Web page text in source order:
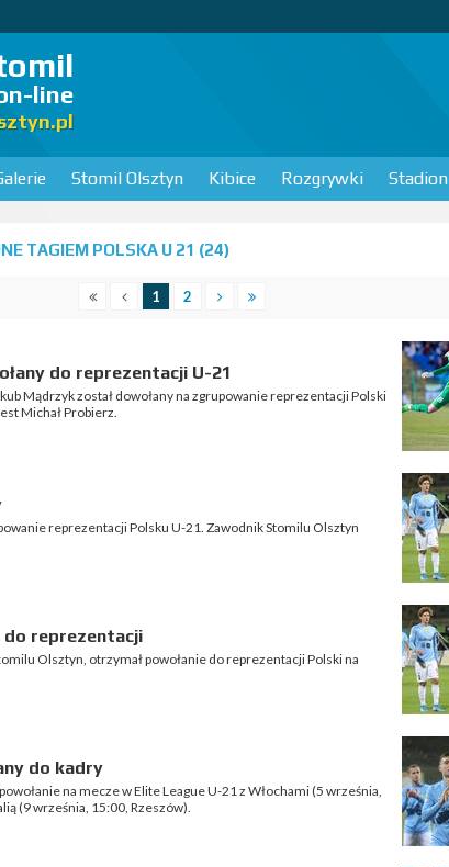
line
Stomil Olsztyn Kibice Rozgrywki Stadion
TAGIEM POLSKA U 21 (24)
1 2
do reprezentacji U-21
Mądrzyk został dowołany na zgrupowanie reprezentacji Polski
Michał Probierz.
reprezentacji Polsku U-21. Zawodnik Stomilu Olsztyn
do reprezentacji
Olsztyn, otrzymał powołanie do reprezentacji Polski na
do kadry
na mecze w Elite League U-21 z Włochami (5 września,
(9 września, 15:00, Rzeszów).